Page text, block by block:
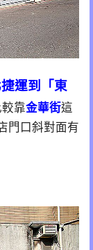
運到「東
較靠金華街這
門口斜對面有